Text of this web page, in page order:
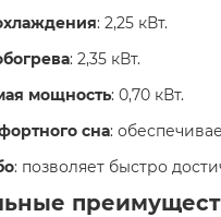
: 2,25 кВт.​
: 2,35 кВт.​
мощность: 0,70 кВт. ​
сна:
: позволяет быстро